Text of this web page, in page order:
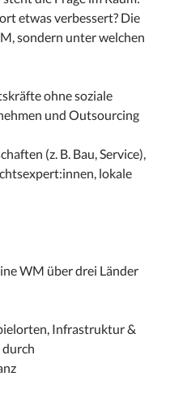
etwas verbessert? Die
sondern unter welchen
ohne soziale
und Outsourcing
(z. B. Bau, Service),
lokale
WM über drei Länder
Infrastruktur &
durch